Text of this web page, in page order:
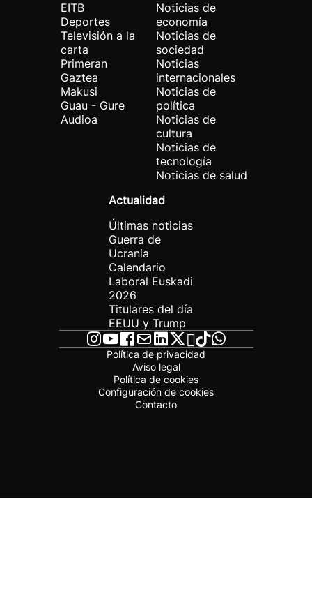
EITB
Deportes
Televisión a la
carta
Primeran
Gaztea
Makusi
Guau - Gure
Audioa
Noticias de
economía
Noticias de
sociedad
Noticias
internacionales
Noticias de
política
Noticias de
cultura
Noticias de
tecnología
Noticias de salud
Actualidad
Últimas noticias
Guerra de
Ucrania
Calendario
Laboral Euskadi
2026
Titulares del día
EEUU y Trump
Política de privacidad
Aviso legal
Política de cookies
Configuración de cookies
Contacto